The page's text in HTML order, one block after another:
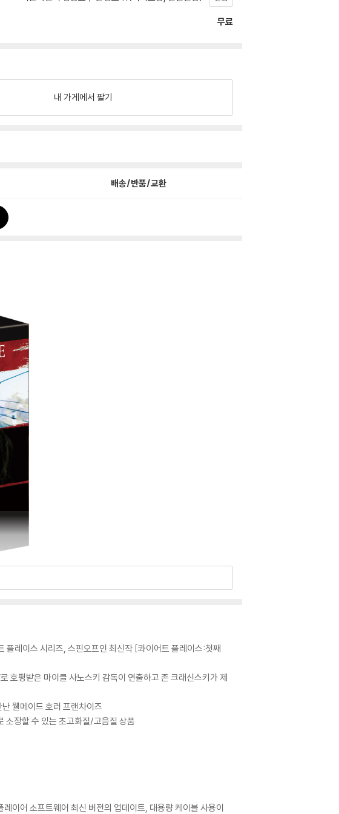
무료
내 가게에서 팔기
배송/반품/교환
플레이스 시리즈, 스핀오프인 최신작 [콰이어트 플레이스:첫째
호평받은 마이클 사노스키 감독이 연출하고 존 크래신스키가 제
웰메이드 호러 프랜차이즈
장할 수 있는 초고화질/고음질 상품
이어 소프트웨어 최신 버전의 업데이트, 대용량 케이블 사용이